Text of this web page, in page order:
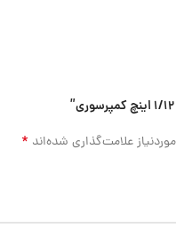
علامت‌گذاری شده‌اند *